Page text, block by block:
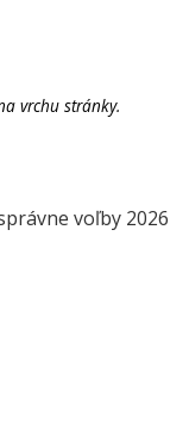
vrchu stránky.
voľby 2026